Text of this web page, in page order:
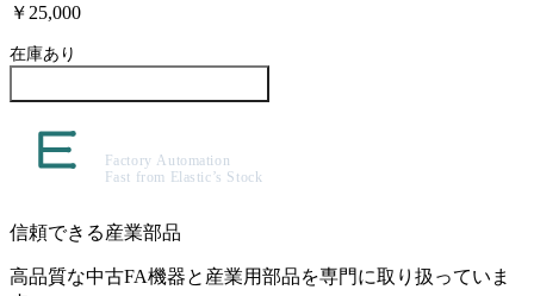
￥25,000
在庫あり
信頼できる産業部品
高品質な中古FA機器と産業用部品を専門に取り扱っていま